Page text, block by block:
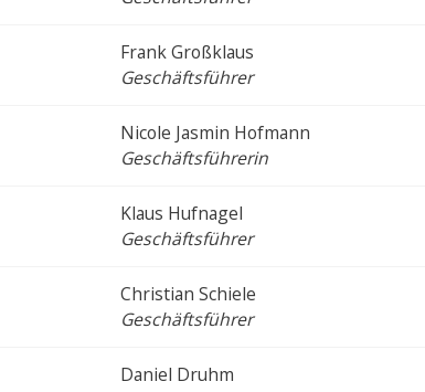
Frank Großklaus
Geschäftsführer
Nicole Jasmin Hofmann
Geschäftsführerin
Klaus Hufnagel
Geschäftsführer
Christian Schiele
Geschäftsführer
Daniel Druhm